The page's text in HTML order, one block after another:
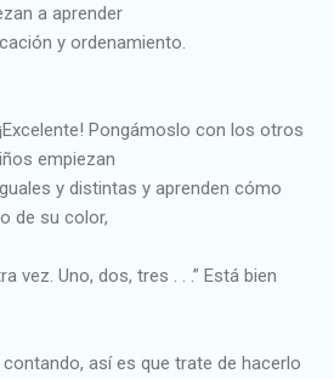
a aprender
y ordenamiento.
Pongámoslo con los otros
empiezan
y distintas y aprenden cómo
de su color,
vez. Uno, dos, tres . . .” Está bien
así es que trate de hacerlo